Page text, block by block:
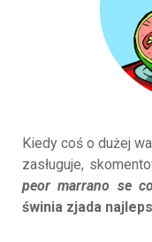
Kiedy coś o dużej
zasługuje,
peor marrano se
świnia zjada